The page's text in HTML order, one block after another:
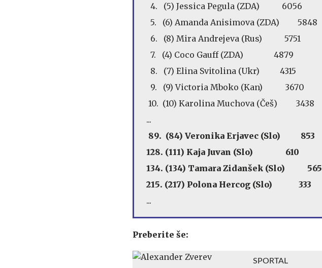
4. (5) Jessica Pegula (ZDA) 6056
5. (6) Amanda Anisimova (ZDA) 5848
6. (8) Mira Andrejeva (Rus) 5751
7. (4) Coco Gauff (ZDA) 4879
8. (7) Elina Svitolina (Ukr) 4315
9. (9) Victoria Mboko (Kan) 3670
10. (10) Karolina Muchova (Češ) 3438
...
89. (84) Veronika Erjavec (Slo) 853
128. (111) Kaja Juvan (Slo) 610
134. (134) Tamara Zidanšek (Slo) 565
215. (217) Polona Hercog (Slo) 333
...
Preberite še:
SPORTAL